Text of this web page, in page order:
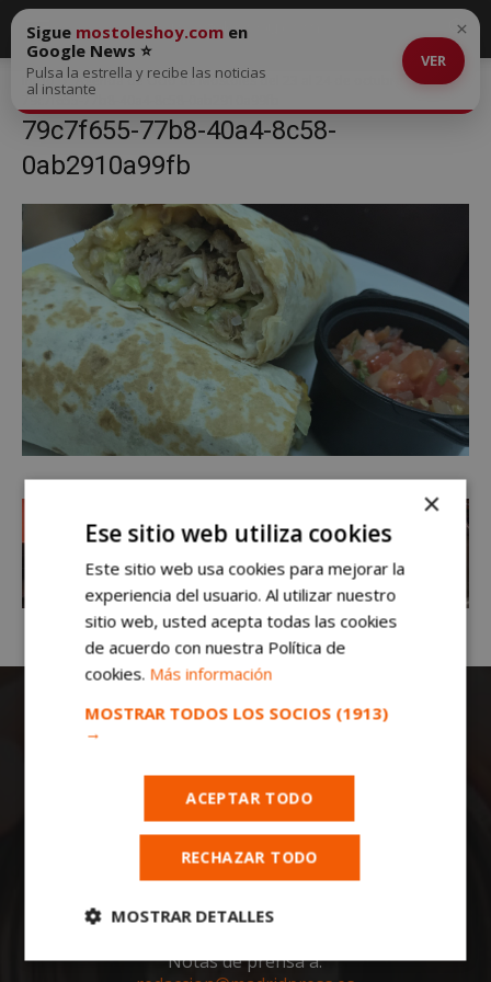
Inicio
Agenda de Ocio de Móstoles del 23 al 24 de octubre
79c7f655-77b8-40a4-8c58-0ab2910a99fb
79c7f655-77b8-40a4-8c58-
0ab2910a99fb
Sigue mostoleshoy.com en
Google News ⭐
Pulsa la estrella y recibe las noticias
al instante
VER
×
Todas las noticias de Móstoles en
mostoleshoy.com. Mantente informado de
deportes de tu ciudad. ¡Síguenos!
Notas de prensa a:
×
Ese sitio web utiliza cookies
Este sitio web usa cookies para mejorar la
experiencia del usuario. Al utilizar nuestro
sitio web, usted acepta todas las cookies
de acuerdo con nuestra Política de
cookies. Más información
MOSTRAR TODOS LOS SOCIOS (1913)
→
ACEPTAR TODO
RECHAZAR TODO
MOSTRAR DETALLES
Cookies
Cookies de